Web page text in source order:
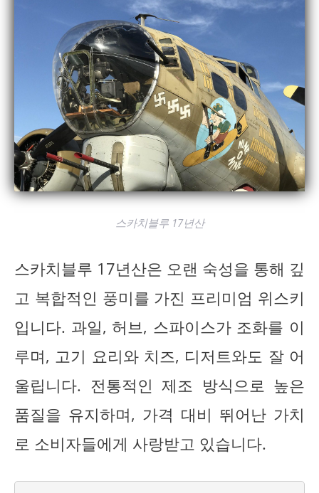
스카치블루 17년산
스카치블루 17년산은 오랜 숙성을 통해 깊
고 복합적인 풍미를 가진 프리미엄 위스키
입니다. 과일, 허브, 스파이스가 조화를 이
루며, 고기 요리와 치즈, 디저트와도 잘 어
울립니다. 전통적인 제조 방식으로 높은
품질을 유지하며, 가격 대비 뛰어난 가치
로 소비자들에게 사랑받고 있습니다.